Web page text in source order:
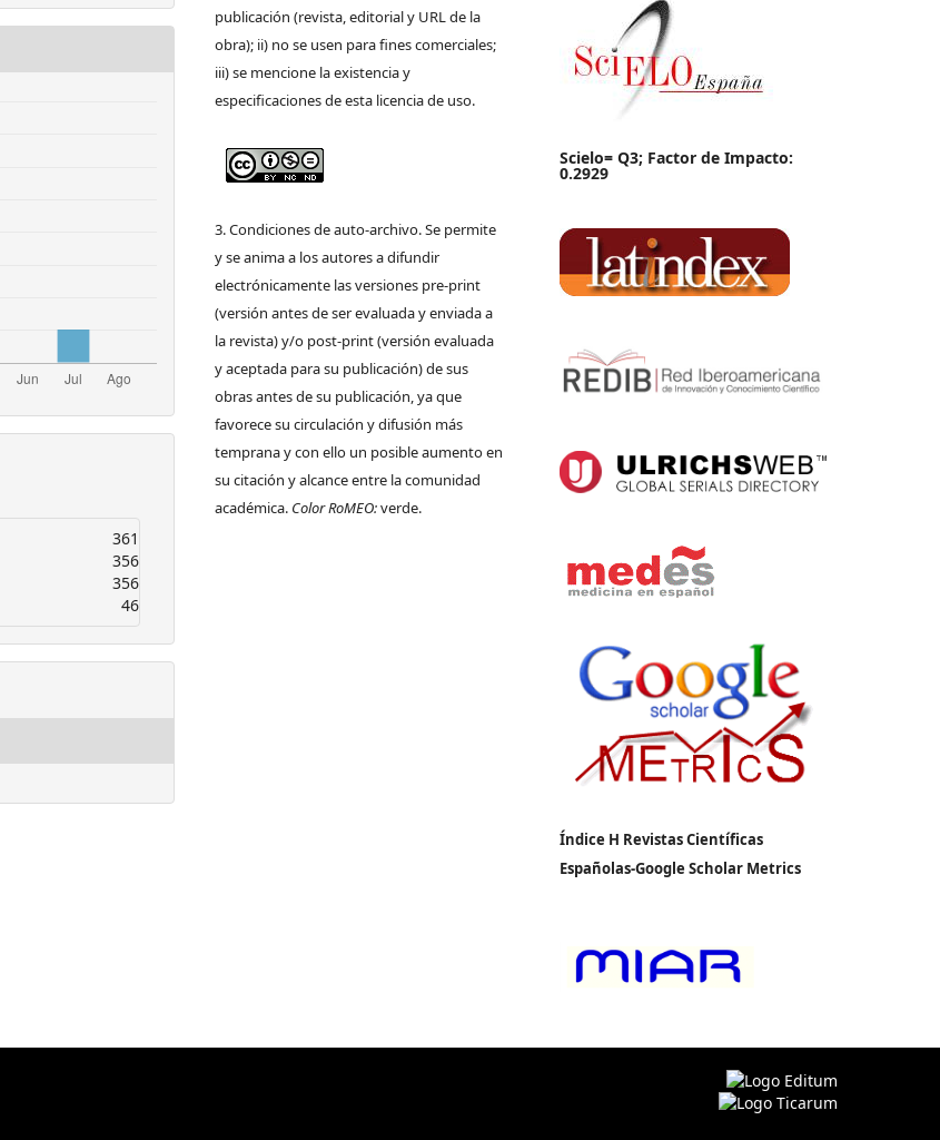
361
356
356
46
publicación (revista, editorial y URL de la
obra); ii) no se usen para fines comerciales;
iii) se mencione la existencia y
especificaciones de esta licencia de uso.
3. Condiciones de auto-archivo. Se permite
y se anima a los autores a difundir
electrónicamente las versiones pre-print
(versión antes de ser evaluada y enviada a
la revista) y/o post-print (versión evaluada
y aceptada para su publicación) de sus
obras antes de su publicación, ya que
favorece su circulación y difusión más
temprana y con ello un posible aumento en
su citación y alcance entre la comunidad
académica. Color RoMEO:verde.
Scielo= Q3; Factor de Impacto:
0.2929
Índice H Revistas Científicas
Españolas-Google Scholar Metrics